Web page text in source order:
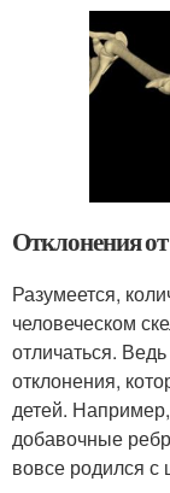
Отклонения
Разумеется,
человеческом
отличаться.
отклонения,
детей.
добавочные
вовсе родился